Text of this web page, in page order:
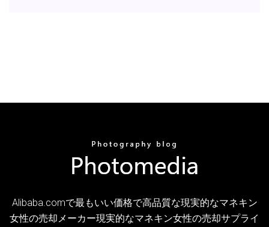
Alibaba.comで最もいい価格で高品質な現実的なマネキン
女性の売却メーカー現実的なマネキン女性の売却サプライ